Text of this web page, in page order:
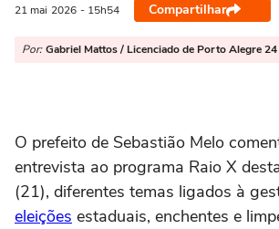
21 mai 2026 - 15h54 Compartilhar
Por: Gabriel Mattos / Licenciado de Porto Alegre
O prefeito de Sebastião Melo
entrevista ao programa Raio X
(21), diferentes temas ligados à
eleições estaduais, enchentes e